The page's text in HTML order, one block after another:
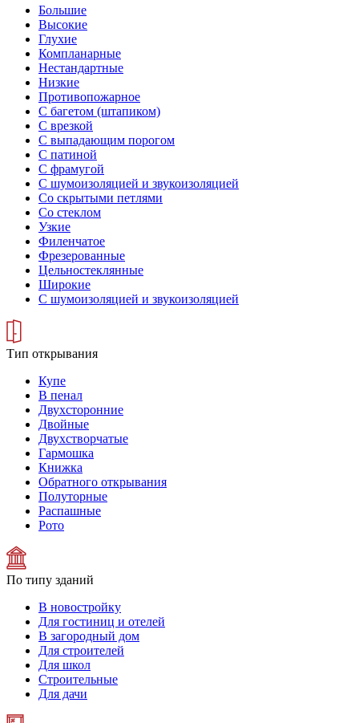
Большие
Высокие
Глухие
Компланарные
Нестандартные
Низкие
Противопожарное
С багетом (штапиком)
С врезкой
С выпадающим порогом
С патиной
С фрамугой
С шумоизоляцией и звукоизоляцией
Со скрытыми петлями
Со стеклом
Узкие
Филенчатое
Фрезерованные
Цельностеклянные
Широкие
С шумоизоляцией и звукоизоляцией
Тип открывания
Купе
В пенал
Двухсторонние
Двойные
Двухстворчатые
Гармошка
Книжка
Обратного открывания
Полуторные
Распашные
Рото
По типу зданий
В новостройку
Для гостиниц и отелей
В загородный дом
Для строителей
Для школ
Строительные
Для дачи